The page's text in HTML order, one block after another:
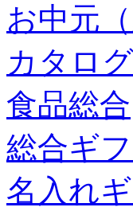
お中元
カタロ
食品総合
総合ギ
名入れ